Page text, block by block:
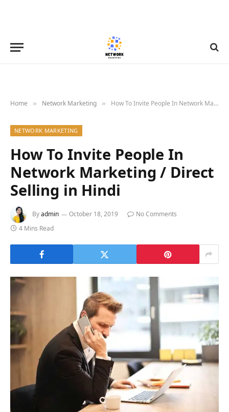
Home » Network Marketing » How To Invite People In Network Marketing / Direct Selling in Hindi
NETWORK MARKETING
How To Invite People In
Network Marketing / Direct
Selling in Hindi
Byadmin October 18, 2019
No Comments
4 Mins Read